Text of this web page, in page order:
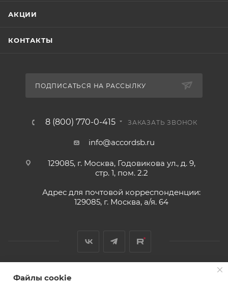
АКЦИИ
КОНТАКТЫ
ПОДПИСАТЬСЯ НА РАССЫЛКУ
8 (800) 770-0-415 ЗАКАЗАТЬ ЗВОНОК
info@accordsb.ru
129085, г. Москва, Годовикова ул., д. 9,
стр. 1, пом. 2.2
Адрес для почтовой корреспонденции:
129085, г. Москва, а/я. 64
2026 © Обращаем Ваше внимание на то, что вся
Файлы cookie